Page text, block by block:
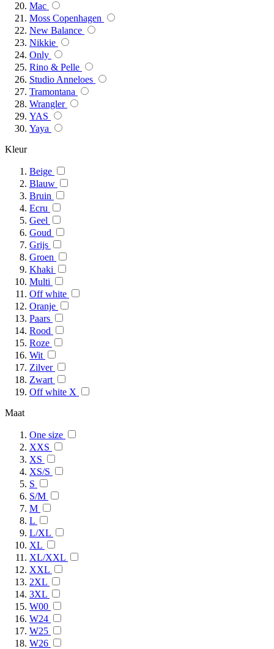
Mac
Moss Copenhagen
New Balance
Nikkie
Only
Rino & Pelle
Studio Anneloes
Tramontana
Wrangler
YAS
Yaya
Kleur
Beige
Blauw
Bruin
Ecru
Geel
Goud
Grijs
Groen
Khaki
Multi
Off white
Oranje
Paars
Rood
Roze
Wit
Zilver
Zwart
Off white X
Maat
One size
XXS
XS
XS/S
S
S/M
M
L
L/XL
XL
XL/XXL
XXL
2XL
3XL
W00
W24
W25
W26